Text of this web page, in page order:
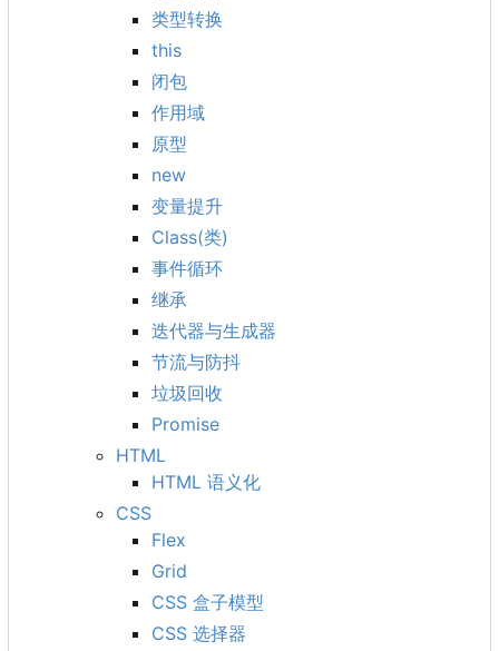
类型转换
this
闭包
作用域
原型
new
变量提升
Class(类)
事件循环
继承
迭代器与生成器
节流与防抖
垃圾回收
Promise
HTML
HTML 语义化
CSS
Flex
Grid
CSS 盒子模型
CSS 选择器